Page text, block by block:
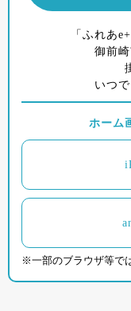
「ふれあ
御前
いつ
ホーム
※一部のブラウザ等で